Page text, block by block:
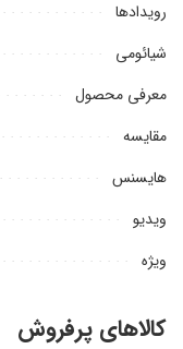
رویدادها
شیائومی
معرفی محصول
مقایسه
هایسنس
ویدیو
ویژه
کالاهای پرفروش